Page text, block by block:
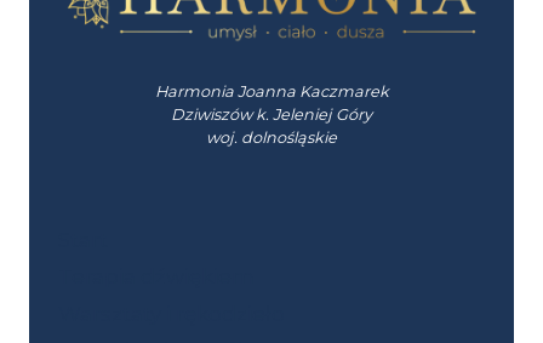
Harmonia Joanna Kaczmarek
Dziwiszów k. Jeleniej Góry
woj. dolnośląskie